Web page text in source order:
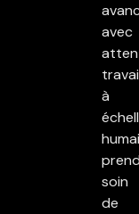
avec
à
soin
de